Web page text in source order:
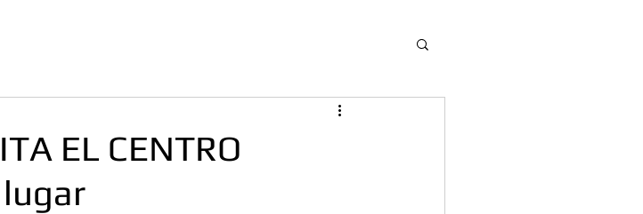
EL CENTRO
lugar